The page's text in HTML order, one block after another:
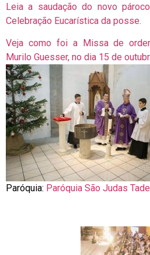
Leia a saudação do novo
Celebração Eucarística da posse.
Veja como foi a Missa de
Murilo Guesser, no dia 15 de
Paróquia: Paróquia São Judas